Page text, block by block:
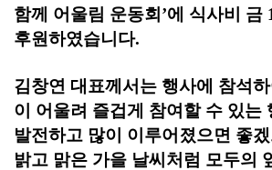
함께 어울림 운동회 ’에 식사비 금
후원하였습니다.
김창연 대표께서는 행사에 참석하
이 어울려 즐겁게 참여할 수 있는
발전하고 많이 이루어졌으면 좋
밝고 맑은 가을 날씨처럼 모두의